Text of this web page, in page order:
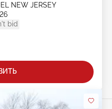
NEW JERSEY
bid